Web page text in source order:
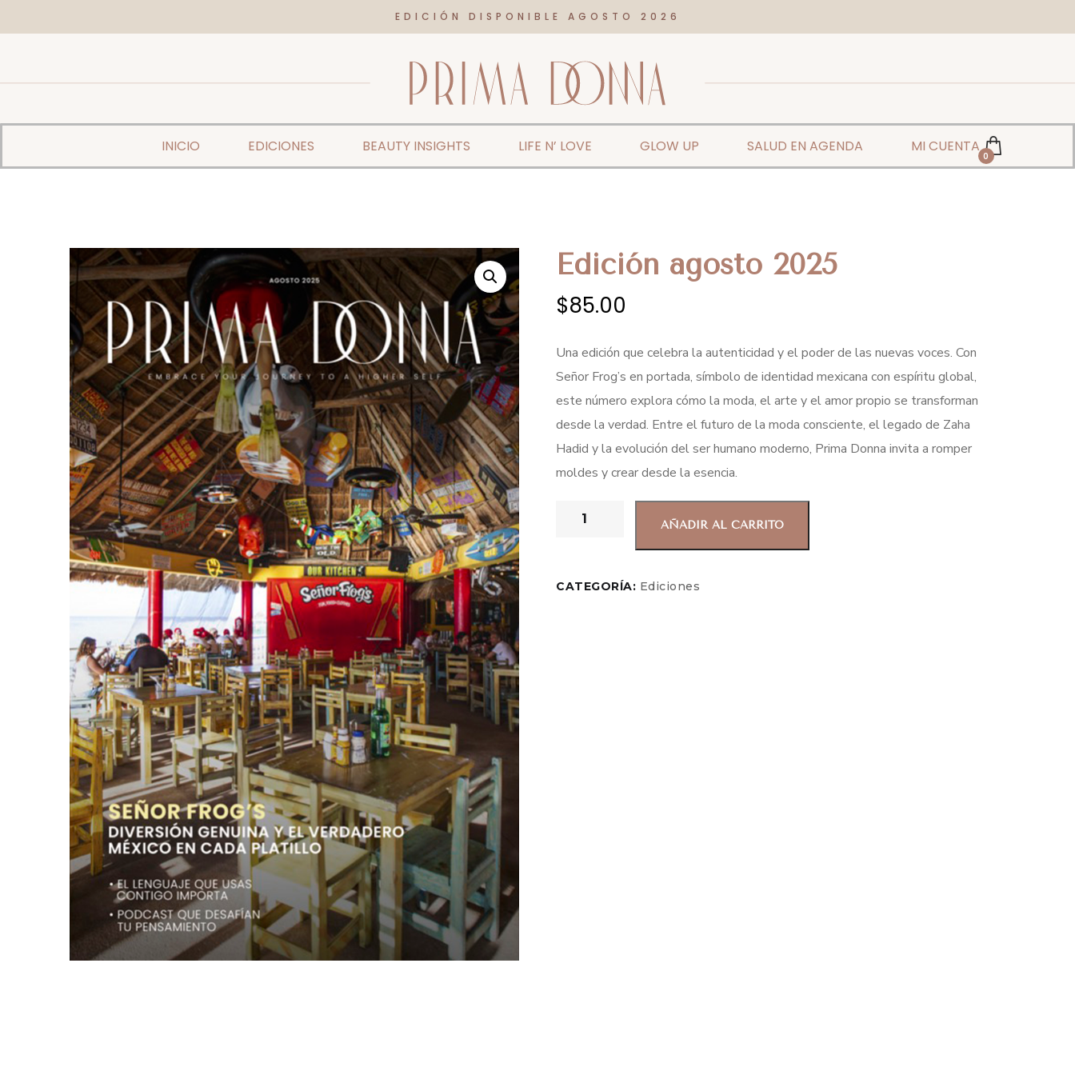
EDICIÓN DISPONIBLE AGOSTO 2026
INICIO EDICIONES BEAUTY INSIGHTS LIFE N’ LOVE GLOW UP SALUD EN AGENDA MI CUENTA
0
Edición agosto 2025
$85.00
Una edición que celebra la autenticidad y el poder de las nuevas voces. Con
Señor Frog’s en portada, símbolo de identidad mexicana con espíritu global,
este número explora cómo la moda, el arte y el amor propio se transforman
desde la verdad. Entre el futuro de la moda consciente, el legado de Zaha
Hadid y la evolución del ser humano moderno, Prima Donna invita a romper
moldes y crear desde la esencia.
AÑADIR AL CARRITO
CATEGORÍA: Ediciones